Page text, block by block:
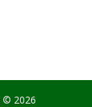
© 2026